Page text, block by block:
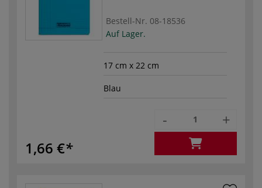
Bestell-Nr. 08-18536
Auf Lager.
17 cm x 22 cm
Blau
1,66 €
- +